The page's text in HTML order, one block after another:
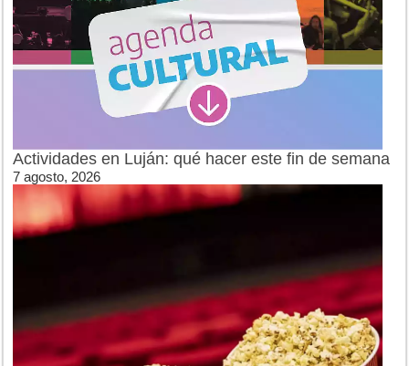
Actividades en Luján: qué hacer este fin de semana
7 agosto, 2026